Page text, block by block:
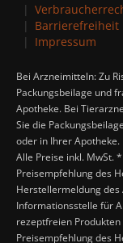
Barrierefreiheit
Impressum
Bei Arzneimitteln: Zu
Packungsbeilage und
Apotheke. Bei
Sie die
oder in Ihrer
Alle Preise inkl. MwSt.
Preisempfehlung des
Herstellermeldung des
Informationsstelle für
rezeptfreien Produkten
Preisempfehlung des